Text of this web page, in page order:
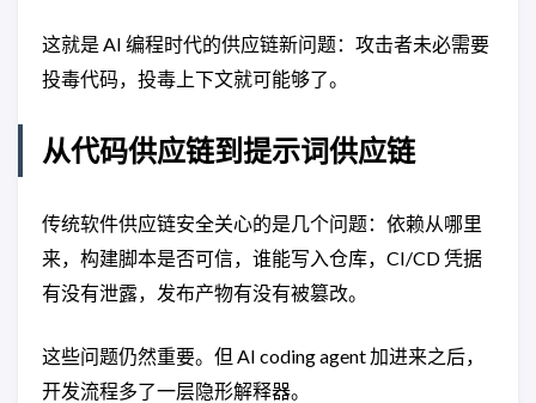
这就是 AI 编程时代的供应链新问题：攻击者未必需要
投毒代码，投毒上下文就可能够了。
从代码供应链到提示词供应链
传统软件供应链安全关心的是几个问题：依赖从哪里
来，构建脚本是否可信，谁能写入仓库，CI/CD 凭据
有没有泄露，发布产物有没有被篡改。
这些问题仍然重要。但 AI coding agent 加进来之后，
开发流程多了一层隐形解释器。